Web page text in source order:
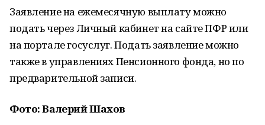
Заявление на ежемесячную выплату можно
подать через Личный кабинет на сайте ПФР или
на портале госуслуг. Подать заявление можно
также в управлениях Пенсионного фонда, но по
предварительной записи.
Фото: Валерий Шахов